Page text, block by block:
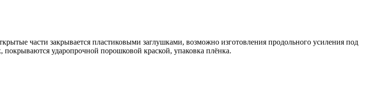
части закрывается пластиковыми заглушками, возможно изготовления продольного усиления под
ударопрочной порошковой краской, упаковка плёнка.